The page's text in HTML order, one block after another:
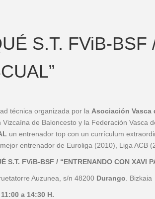
S.T. FViB-BSF
técnica organizada por la Asociación Vasca
de Baloncesto y la Federación Vasca
un entrenador top con un currículum
entrenador de Euroliga (2010), Liga ACB
S.T. FViB-BSF / “ENTRENANDO CON XAVI
Auzunea, s/n 48200 Durango . Bizkaia
11:00 a 14:30 H.